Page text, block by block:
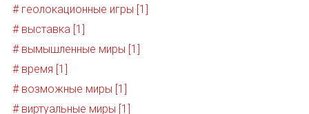
# геолокационные игры [1]
# выставка [1]
# вымышленные миры [1]
# время [1]
# возможные миры [1]
# виртуальные миры [1]